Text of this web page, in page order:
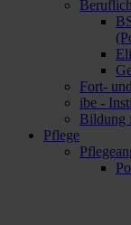
Fort-
ibe -
Bildung
Pflege